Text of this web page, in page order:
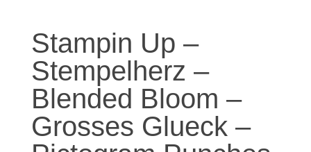
Stampin Up –
Stempelherz –
Blended Bloom –
Grosses Glueck –